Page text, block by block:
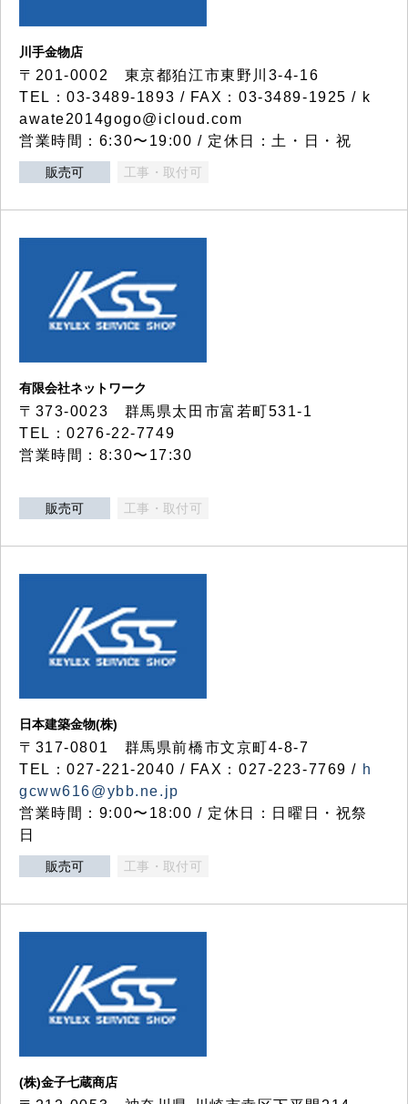
川手金物店
〒201-0002 東京都狛江市東野川3-4-16
TEL：03-3489-1893 / FAX：03-3489-1925 / k
awate2014gogo@icloud.com
営業時間：6:30〜19:00 / 定休日：土・日・祝
販売可 工事・取付可
有限会社ネットワーク
〒373-0023 群馬県太田市富若町531-1
TEL：0276-22-7749
営業時間：8:30〜17:30
販売可 工事・取付可
日本建築金物(株)
〒317‐0801 群馬県前橋市文京町4-8-7
TEL：027-221-2040 / FAX：027-223-7769 / h
gcww616@ybb.ne.jp
営業時間：9:00〜18:00 / 定休日：日曜日・祝祭
日
販売可 工事・取付可
(株)金子七蔵商店